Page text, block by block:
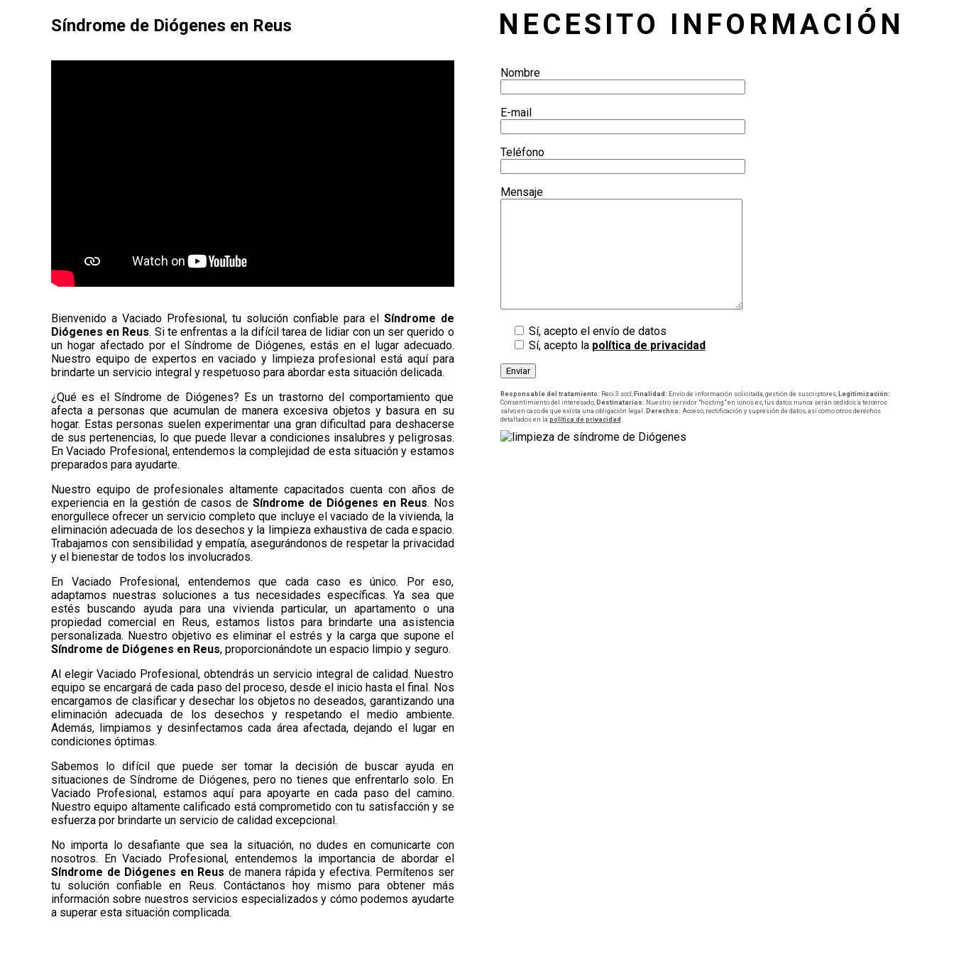
Síndrome de Diógenes en Reus
Bienvenido a Vaciado Profesional, tu solución confiable para el Síndrome de
Diógenes en Reus. Si te enfrentas a la difícil tarea de lidiar con un ser querido o
un hogar afectado por el Síndrome de Diógenes, estás en el lugar adecuado.
Nuestro equipo de expertos en vaciado y limpieza profesional está aquí para
brindarte un servicio integral y respetuoso para abordar esta situación delicada.
¿Qué es el Síndrome de Diógenes? Es un trastorno del comportamiento que
afecta a personas que acumulan de manera excesiva objetos y basura en su
hogar. Estas personas suelen experimentar una gran dificultad para deshacerse
de sus pertenencias, lo que puede llevar a condiciones insalubres y peligrosas.
En Vaciado Profesional, entendemos la complejidad de esta situación y estamos
preparados para ayudarte.
Nuestro equipo de profesionales altamente capacitados cuenta con años de
experiencia en la gestión de casos de Síndrome de Diógenes en Reus. Nos
enorgullece ofrecer un servicio completo que incluye el vaciado de la vivienda, la
eliminación adecuada de los desechos y la limpieza exhaustiva de cada espacio.
Trabajamos con sensibilidad y empatía, asegurándonos de respetar la privacidad
y el bienestar de todos los involucrados.
En Vaciado Profesional, entendemos que cada caso es único. Por eso,
adaptamos nuestras soluciones a tus necesidades específicas. Ya sea que
estés buscando ayuda para una vivienda particular, un apartamento o una
propiedad comercial en Reus, estamos listos para brindarte una asistencia
personalizada. Nuestro objetivo es eliminar el estrés y la carga que supone el
Síndrome de Diógenes en Reus, proporcionándote un espacio limpio y seguro.
Al elegir Vaciado Profesional, obtendrás un servicio integral de calidad. Nuestro
equipo se encargará de cada paso del proceso, desde el inicio hasta el final. Nos
encargamos de clasificar y desechar los objetos no deseados, garantizando una
eliminación adecuada de los desechos y respetando el medio ambiente.
Además, limpiamos y desinfectamos cada área afectada, dejando el lugar en
condiciones óptimas.
Sabemos lo difícil que puede ser tomar la decisión de buscar ayuda en
situaciones de Síndrome de Diógenes, pero no tienes que enfrentarlo solo. En
Vaciado Profesional, estamos aquí para apoyarte en cada paso del camino.
Nuestro equipo altamente calificado está comprometido con tu satisfacción y se
esfuerza por brindarte un servicio de calidad excepcional.
No importa lo desafiante que sea la situación, no dudes en comunicarte con
nosotros. En Vaciado Profesional, entendemos la importancia de abordar el
Síndrome de Diógenes en Reus de manera rápida y efectiva. Permítenos ser
tu solución confiable en Reus. Contáctanos hoy mismo para obtener más
información sobre nuestros servicios especializados y cómo podemos ayudarte
a superar esta situación complicada.
NECESITO INFORMACIÓN
Nombre
E-mail
Teléfono
Mensaje
Sí, acepto el envío de datos
Sí, acepto la política de privacidad
Responsable del tratamiento: Reci 3 sccl, Finalidad: Envío de información solicitada, gestión de suscriptores,
Legitimización:
Consentimiento del interesado, Destinatarios: Nuestro servidor "hosting" en ionos.es, tus datos nunca serán cedidos a terceros
salvo en caso de que exista una obligación legal.
Derechos: Acceso, rectificación y supresión de datos, así como otros derechos
detallados en la política de privacidad